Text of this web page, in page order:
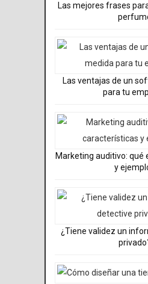
Las mejores frases
Las ventajas de un
para tu
Marketing auditivo: qué
y
¿Tiene validez un